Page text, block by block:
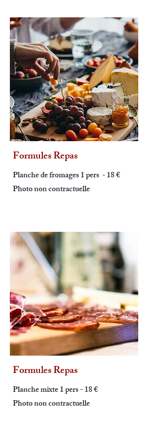
Formules Repas
Planche de fromages 1 pers - 18 €
Photo non contractuelle
Formules Repas
Planche mixte 1 pers - 18 €
Photo non contractuelle